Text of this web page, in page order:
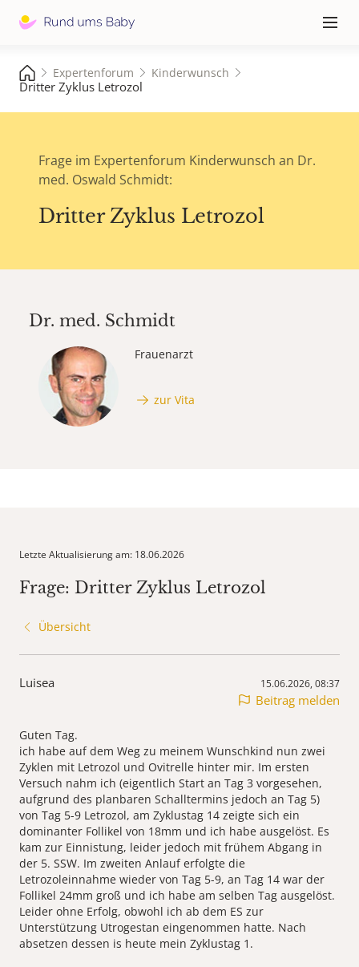
≡
Expertenforum Kinderwunsch
Dritter Zyklus Letrozol
Frage im Expertenforum Kinderwunsch an Dr.
med. Oswald Schmidt:
Dritter Zyklus Letrozol
Dr. med. Schmidt
Frauenarzt
zur Vita
Letzte Aktualisierung am: 18.06.2026
Frage: Dritter Zyklus Letrozol
Übersicht
Luisea 15.06.2026, 08:37
Beitrag melden
Guten Tag.
ich habe auf dem Weg zu meinem Wunschkind nun zwei
Zyklen mit Letrozol und Ovitrelle hinter mir. Im ersten
Versuch nahm ich (eigentlich Start an Tag 3 vorgesehen,
aufgrund des planbaren Schalltermins jedoch an Tag 5)
von Tag 5-9 Letrozol, am Zyklustag 14 zeigte sich ein
dominanter Follikel von 18mm und ich habe ausgelöst. Es
kam zur Einnistung, leider jedoch mit frühem Abgang in
der 5. SSW. Im zweiten Anlauf erfolgte die
Letrozoleinnahme wieder von Tag 5-9, an Tag 14 war der
Follikel 24mm groß und ich habe am selben Tag ausgelöst.
Leider ohne Erfolg, obwohl ich ab dem ES zur
Unterstützung Utrogestan eingenommen hatte. Nach
absetzen dessen is heute mein Zyklustag 1.